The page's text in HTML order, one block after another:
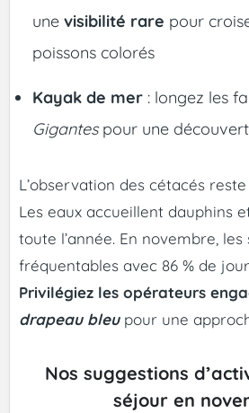
une visibilité rare pour
poissons colorés
Kayak de mer : longez les
Gigantespour une
L’observation des cétacés
Les eaux accueillent dauphins
toute l’année. En novembre,
fréquentables avec 86 % de
Privilégiez les opérateurs
drapeau bleupour une
Nos suggestions
séjour en